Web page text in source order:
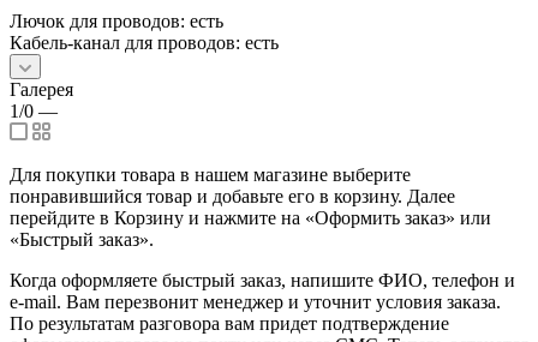
Лючок для проводов: есть
Кабель-канал для проводов: есть
Галерея
1/0 —
Для покупки товара в нашем магазине выберите
понравившийся товар и добавьте его в корзину. Далее
перейдите в Корзину и нажмите на «Оформить заказ» или
«Быстрый заказ».
Когда оформляете быстрый заказ, напишите ФИО, телефон и
e-mail. Вам перезвонит менеджер и уточнит условия заказа.
По результатам разговора вам придет подтверждение